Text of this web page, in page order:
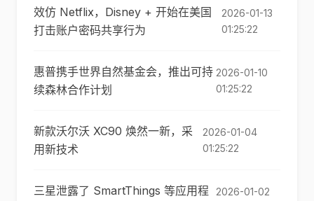
效仿 Netflix，Disney + 开始在美国
打击账户密码共享行为
2026-01-13
01:25:22
惠普携手世界自然基金会，推出可持
续森林合作计划
2026-01-10
01:25:22
新款沃尔沃 XC90 焕然一新，采
用新技术
2026-01-04
01:25:22
三星泄露了 SmartThings 等应用程
2026-01-02